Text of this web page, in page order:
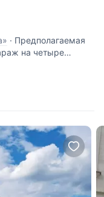
· Предполагаемая
на четыре
2-й уровень: две
спальня с
гостевой санузлы,